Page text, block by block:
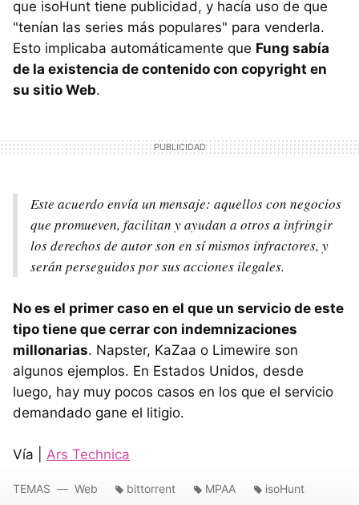
que isoHunt tiene publicidad, y hacía uso de que
"tenían las series más populares" para venderla.
Esto implicaba automáticamente que Fung sabía
de la existencia de contenido con copyright en
su sitio Web.
Este acuerdo envía un mensaje: aquellos con negocios
que promueven, facilitan y ayudan a otros a infringir
los derechos de autor son en sí mismos infractores, y
serán perseguidos por sus acciones ilegales.
No es el primer caso en el que un servicio de este
tipo tiene que cerrar con indemnizaciones
millonarias. Napster, KaZaa o Limewire son
algunos ejemplos. En Estados Unidos, desde
luego, hay muy pocos casos en los que el servicio
demandado gane el litigio.
Vía | Ars Technica
TEMAS Web bittorrent MPAA isoHunt